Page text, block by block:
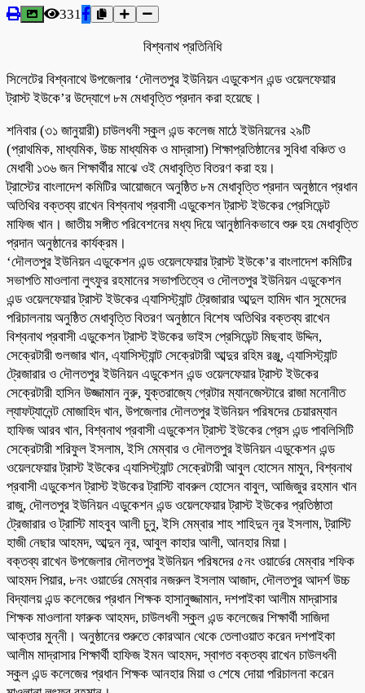
331
বিশ্বনাথ প্রতিনিধি
সিলেটের বিশ্বনাথে উপজেলার ‘দৌলতপুর ইউনিয়ন এডুকেশন এন্ড ওয়েলফেয়ার
ট্রাস্ট ইউকে’র উদ্যোগে ৮ম মেধাবৃত্তি প্রদান করা হয়েছে।
শনিবার (৩১ জানুয়ারী) চাউলধনী স্কুল এন্ড কলেজ মাঠে ইউনিয়নের ২৯টি
(প্রাথমিক, মাধ্যমিক, উচ্চ মাধ্যমিক ও মাদ্রাসা) শিক্ষাপ্রতিষ্ঠানের সুবিধা বঞ্চিত ও
মেধাবী ১৩৬ জন শিক্ষার্থীর মাঝে ওই মেধাবৃত্তি বিতরণ করা হয়।
ট্রাস্টের বাংলাদেশ কমিটির আয়োজনে অনুষ্ঠিত ৮ম মেধাবৃত্তি প্রদান অনুষ্ঠানে প্রধান
অতিথির বক্তব্য রাখেন বিশ্বনাথ প্রবাসী এডুকেশন ট্রাস্ট ইউকের প্রেসিডেন্ট
মাফিজ খান। জাতীয় সঙ্গীত পরিবেশনের মধ্য দিয়ে আনুষ্ঠানিকভাবে শুরু হয় মেধাবৃত্তি
প্রদান অনুষ্ঠানের কার্যক্রম।
‘দৌলতপুর ইউনিয়ন এডুকেশন এন্ড ওয়েলফেয়ার ট্রাস্ট ইউকে’র বাংলাদেশ কমিটির
সভাপতি মাওলানা লুৎফুর রহমানের সভাপতিত্বে ও দৌলতপুর ইউনিয়ন এডুকেশন
এন্ড ওয়েলফেয়ার ট্রাস্ট ইউকের এ্যাসিস্ট্যান্ট ট্রেজারার আব্দুল হামিদ খান সুমেদের
পরিচালনায় অনুষ্ঠিত মেধাবৃত্তি বিতরণ অনুষ্ঠানে বিশেষ অতিথির বক্তব্য রাখেন
বিশ্বনাথ প্রবাসী এডুকেশন ট্রাস্ট ইউকের ভাইস প্রেসিডেন্ট মিছবাহ উদ্দিন,
সেক্রেটারী গুলজার খান, এ্যাসিস্ট্যান্ট সেক্রেটারী আব্দুর রহিম রঞ্জু, এ্যাসিস্ট্যান্ট
ট্রেজারার ও দৌলতপুর ইউনিয়ন এডুকেশন এন্ড ওয়েলফেয়ার ট্রাস্ট ইউকের
সেক্রেটারী হাসিন উজ্জামান নুরু, যুক্তরাজ্যে গ্রেটার ম্যানজেস্টারে রাজা মনোনীত
ল্যাফট্যানেন্ট মোজাহিদ খান, উপজেলার দৌলতপুর ইউনিয়ন পরিষদের চেয়ারম্যান
হাফিজ আরব খান, বিশ্বনাথ প্রবাসী এডুকেশন ট্রাস্ট ইউকের প্রেস এন্ড পাবলিসিটি
সেক্রেটারী শরিফুল ইসলাম, ইসি মেম্বার ও দৌলতপুর ইউনিয়ন এডুকেশন এন্ড
ওয়েলফেয়ার ট্রাস্ট ইউকের এ্যাসিস্ট্যান্ট সেক্রেটারী আবুল হোসেন মামুন, বিশ্বনাথ
প্রবাসী এডুকেশন ট্রাস্ট ইউকের ট্রাস্টি বাবরুল হোসেন বাবুল, আজিজুর রহমান খান
রাজু, দৌলতপুর ইউনিয়ন এডুকেশন এন্ড ওয়েলফেয়ার ট্রাস্ট ইউকের প্রতিষ্ঠাতা
ট্রেজারার ও ট্রাস্টি মাহবুব আলী চুনু, ইসি মেম্বার শাহ শাহিদুন নূর ইসলাম, ট্রাস্টি
হাজী নেছার আহমদ, আব্দুন নূর, আবুল কাহার আলী, আনহার মিয়া।
বক্তব্য রাখেন উপজেলার দৌলতপুর ইউনিয়ন পরিষদের ৫নং ওয়ার্ডের মেম্বার শফিক
আহমদ পিয়ার, ৮নং ওয়ার্ডের মেম্বার নজরুল ইসলাম আজাদ, দৌলতপুর আদর্শ উচ্চ
বিদ্যালয় এন্ড কলেজের প্রধান শিক্ষক হাসানুজ্জামান, দশপাইকা আলীম মাদ্রাসার
শিক্ষক মাওলানা ফারুক আহমদ, চাউলধনী স্কুল এন্ড কলেজের শিক্ষার্থী সাজিদা
আক্তার মুন্নী। অনুষ্ঠানের শুরুতে কোরআন থেকে তেলাওয়াত করেন দশপাইকা
আলীম মাদ্রাসার শিক্ষার্থী হাফিজ ইমন আহমদ, স্বাগত বক্তব্য রাখেন চাউলধনী
স্কুল এন্ড কলেজের প্রধান শিক্ষক আনহার মিয়া ও শেষে দোয়া পরিচালনা করেন